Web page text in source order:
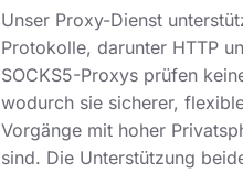
Unser Proxy-Dienst
Protokolle, darunter HTTP
SOCKS5-Proxys prüfen
wodurch sie sicherer,
Vorgänge mit hoher
sind. Die Unterstützung